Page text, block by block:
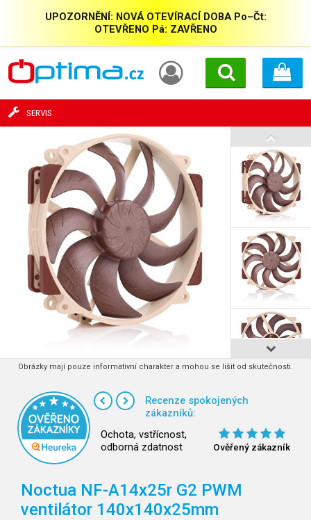
UPOZORNĚNÍ: NOVÁ OTEVÍRACÍ DOBA Po–Čt:
OTEVŘENO Pá: ZAVŘENO
SERVIS
Obrázky mají pouze informativní charakter a mohou se lišit od skutečnosti.
Recenze spokojených
zákazníků:
Ochota, vstřícnost,
odborná zdatnost
Ověřený zákazník
Noctua NF-A14x25r G2 PWM
ventilátor 140x140x25mm